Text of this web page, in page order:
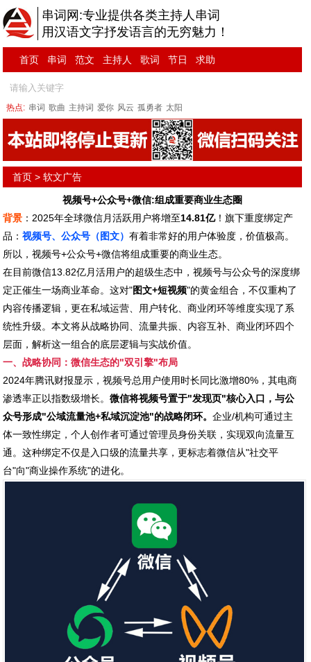
串词网:专业提供各类主持人串词
用汉语文字抒发语言的无穷魅力！
首页 串词 范文 主持人 歌词 节日 求助
热点: 串词 歌曲 主持词 爱你 风云 孤勇者 太阳
首页 >软文广告
视频号+公众号+微信:组成重要商业生态圈
背景 ：2025年全球微信月活跃用户将增至14.81亿！旗下重度绑定产
品：视频号、公众号（图文）有着非常好的用户体验度，价值极高。
所以，视频号+公众号+微信将组成重要的商业生态。
在目前微信13.82亿月活用户的超级生态中，视频号与公众号的深度绑
定正催生一场商业革命。这对"图文+短视频"的黄金组合，不仅重构了
内容传播逻辑，更在私域运营、用户转化、商业闭环等维度实现了系
统性升级。本文将从战略协同、流量共振、内容互补、商业闭环四个
层面，解析这一组合的底层逻辑与实战价值。
一、战略协同：微信生态的"双引擎"布局
2024年腾讯财报显示，视频号总用户使用时长同比激增80%，其电商
渗透率正以指数级增长。微信将视频号置于"发现页"核心入口，与公
众号形成"公域流量池+私域沉淀池"的战略闭环。企业/机构可通过主
体一致性绑定，个人创作者可通过管理员身份关联，实现双向流量互
通。这种绑定不仅是入口级的流量共享，更标志着微信从"社交平
台"向"商业操作系统"的进化。